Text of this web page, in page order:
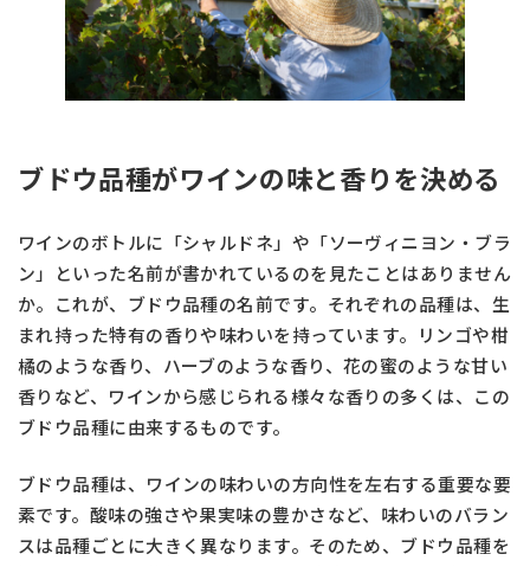
ブドウ品種がワインの味と香りを決める
ワインのボトルに「シャルドネ」や「ソーヴィニヨン・ブラ
ン」といった名前が書かれているのを見たことはありません
か。これが、ブドウ品種の名前です。それぞれの品種は、生
まれ持った特有の香りや味わいを持っています。リンゴや柑
橘のような香り、ハーブのような香り、花の蜜のような甘い
香りなど、ワインから感じられる様々な香りの多くは、この
ブドウ品種に由来するものです。
ブドウ品種は、ワインの味わいの方向性を左右する重要な要
素です。酸味の強さや果実味の豊かさなど、味わいのバラン
スは品種ごとに大きく異なります。そのため、ブドウ品種を